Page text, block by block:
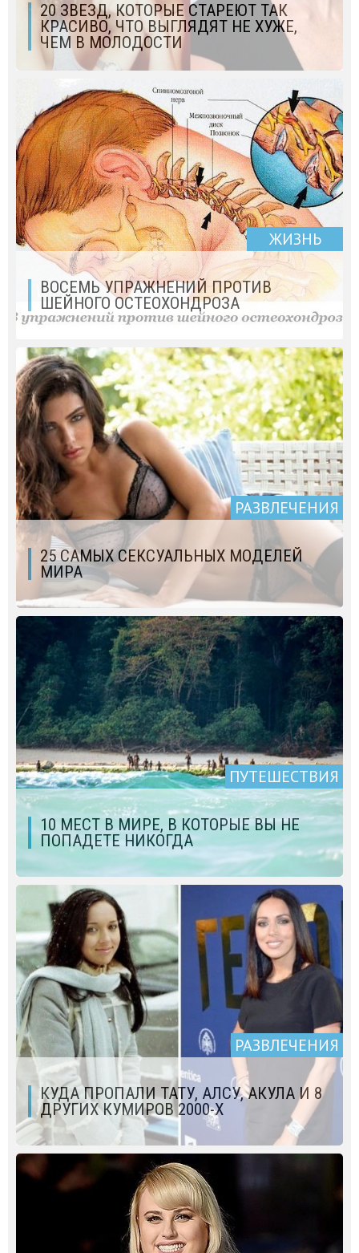
20 ЗВЕЗД, КОТОРЫЕ СТАРЕЮТ ТАК
КРАСИВО, ЧТО ВЫГЛЯДЯТ НЕ ХУЖЕ,
ЧЕМ В МОЛОДОСТИ
ЖИЗНЬ
ВОСЕМЬ УПРАЖНЕНИЙ ПРОТИВ
ШЕЙНОГО ОСТЕОХОНДРОЗА
РАЗВЛЕЧЕНИЯ
25 САМЫХ СЕКСУАЛЬНЫХ МОДЕЛЕЙ
МИРА
ПУТЕШЕСТВИЯ
10 МЕСТ В МИРЕ, В КОТОРЫЕ ВЫ НЕ
ПОПАДЕТЕ НИКОГДА
РАЗВЛЕЧЕНИЯ
КУДА ПРОПАЛИ ТАТУ, АЛСУ, АКУЛА И 8
ДРУГИХ КУМИРОВ 2000-Х